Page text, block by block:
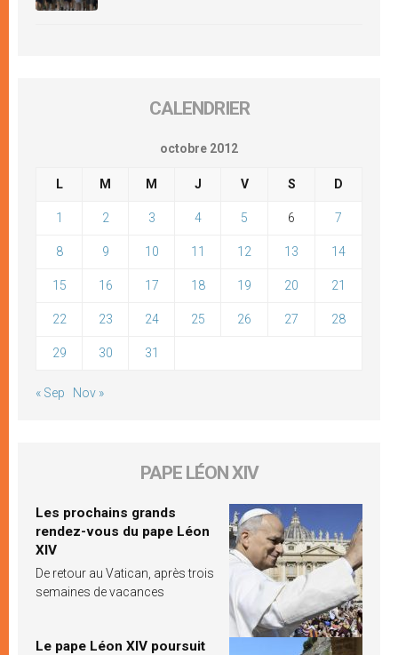
CALENDRIER
octobre 2012
L M M J V S D
1 2 3 4 5 6 7
8 9 10 11 12 13 14
15 16 17 18 19 20 21
22 23 24 25 26 27 28
29 30 31
« Sep Nov »
PAPE LÉON XIV
Les prochains grands
rendez-vous du pape Léon
XIV
De retour au Vatican, après trois
semaines de vacances
Le pape Léon XIV poursuit